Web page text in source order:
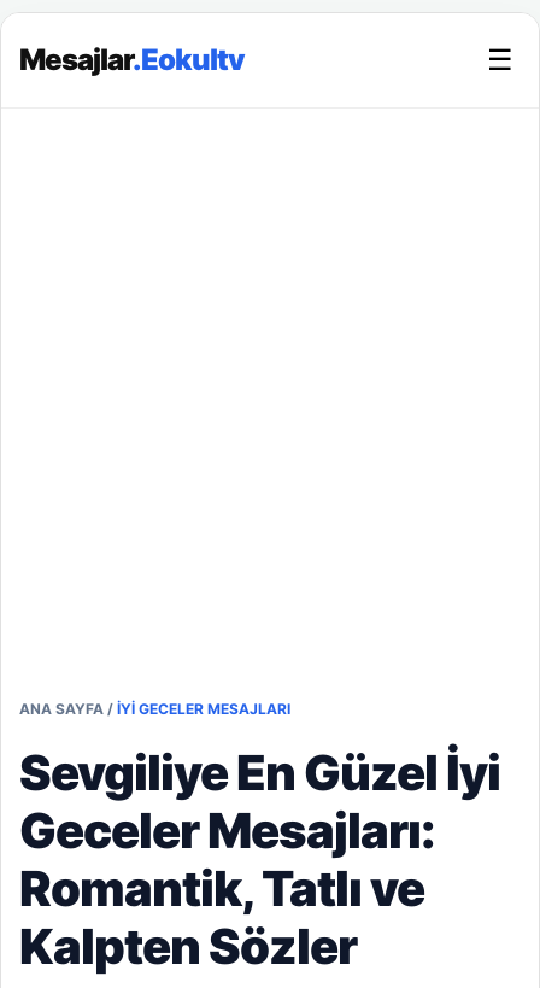
Mesajlar.Eokultv ☰
ANA SAYFA / İYI GECELER MESAJLARI
Sevgiliye En Güzel İyi
Geceler Mesajları:
Romantik, Tatlı ve
Kalpten Sözler